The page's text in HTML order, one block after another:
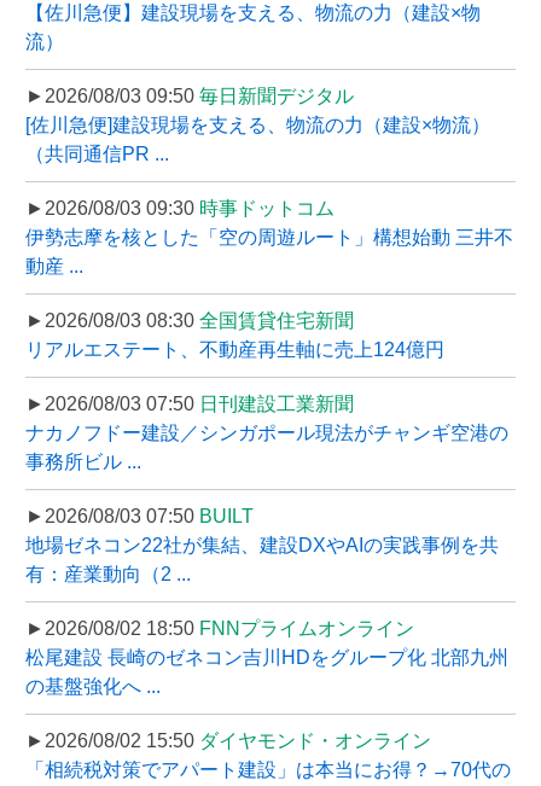
【佐川急便】建設現場を支える、物流の力（建設×物
流）
►2026/08/03 09:50 毎日新聞デジタル
[佐川急便]建設現場を支える、物流の力（建設×物流）
（共同通信PR ...
►2026/08/03 09:30 時事ドットコム
伊勢志摩を核とした「空の周遊ルート」構想始動 三井不
動産 ...
►2026/08/03 08:30 全国賃貸住宅新聞
リアルエステート、不動産再生軸に売上124億円
►2026/08/03 07:50 日刊建設工業新聞
ナカノフドー建設／シンガポール現法がチャンギ空港の
事務所ビル ...
►2026/08/03 07:50 BUILT
地場ゼネコン22社が集結、建設DXやAIの実践事例を共
有：産業動向（2 ...
►2026/08/02 18:50 FNNプライムオンライン
松尾建設 長崎のゼネコン吉川HDをグループ化 北部九州
の基盤強化へ ...
►2026/08/02 15:50 ダイヤモンド・オンライン
「相続税対策でアパート建設」は本当にお得？→70代の